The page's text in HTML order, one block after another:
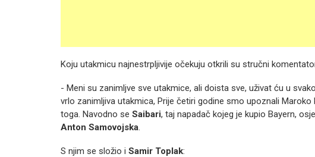
Koju utakmicu najnestrpljivije očekuju otkrili su stručni
- Meni su zanimljve sve utakmice, ali doista sve, uživat ću u
vrlo zanimljiva utakmica, Prije četiri godine smo upoznali
toga. Navodno se Saibari, taj napadač kojeg je kupio Bayern,
Anton Samovojska.
S njim se složio i Samir Toplak: